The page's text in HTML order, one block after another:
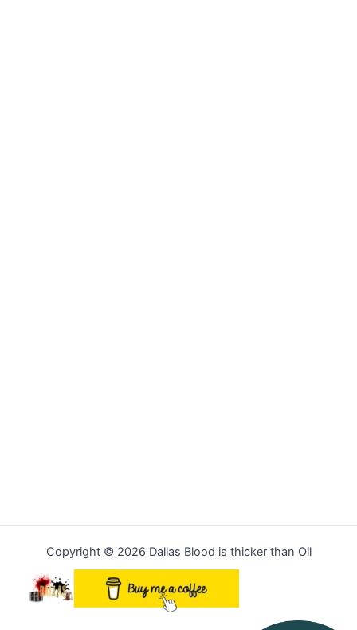
Copyright © 2026 Dallas Blood is thicker than Oil